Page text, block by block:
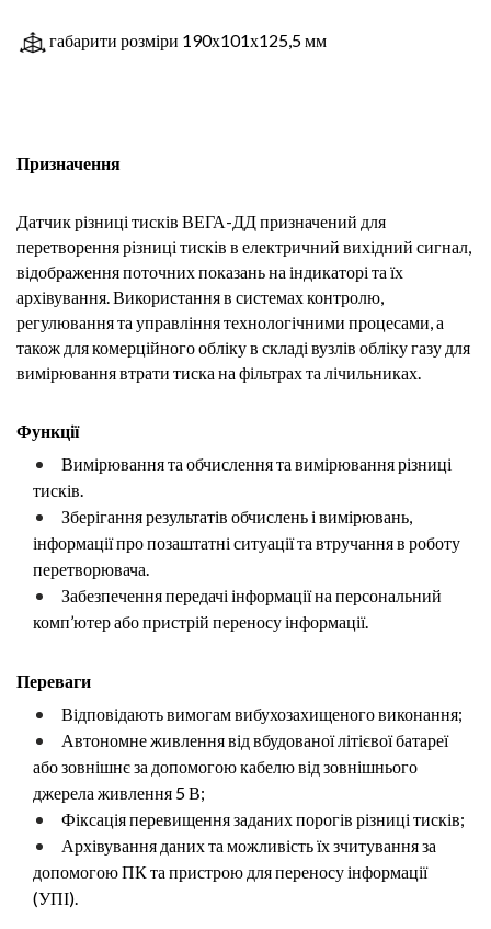
габарити розміри 190х101х125,5 мм
Призначення
Датчик різниці тисків ВЕГА-ДД призначений для
перетворення різниці тисків в електричний вихідний сигнал,
відображення поточних показань на індикаторі та їх
архівування. Використання в системах контролю,
регулювання та управління технологічними процесами, а
також для комерційного обліку в складі вузлів обліку газу для
вимірювання втрати тиска на фільтрах та лічильниках.
Функції
Вимірювання та обчислення та вимірювання різниці
тисків.
Зберігання результатів обчислень і вимірювань,
інформації про позаштатні ситуації та втручання в роботу
перетворювача.
Забезпечення передачі інформації на персональний
комп’ютер або пристрій переносу інформації.
Переваги
Відповідають вимогам вибухозахищеного виконання;
Автономне живлення від вбудованої літієвої батареї
або зовнішнє за допомогоюкабелю від зовнішнього
джерела живлення 5 В;
Фіксація перевищення заданих порогів різниці тисків;
Архівування даних та можливість їх зчитування за
допомогою ПК та пристрою для переносу інформації
(УПІ).